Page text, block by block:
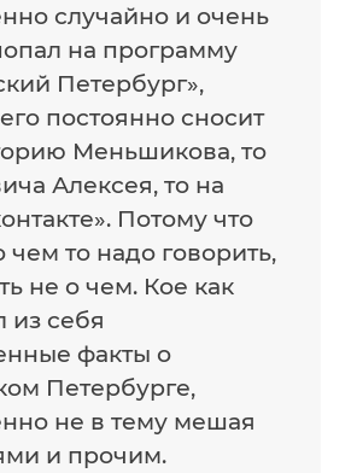
случайно и очень
на программу
Петербург»,
постоянно сносит
Меньшикова, то
Алексея, то на
Потому что
чем то надо говорить,
не о чем. Кое как
себя
факты о
Петербурге,
не в тему мешая
и прочим.